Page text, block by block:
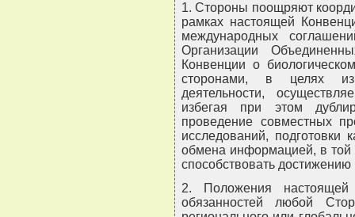
1. Стороны поощряют
рамках настоящей
международных
Организации
Конвенции о
сторонами, в целях
деятельности,
избегая при этом
проведение совместных
исследований, подготовки
обмена информацией, в той
способствовать
2. Положения
обязанностей любой